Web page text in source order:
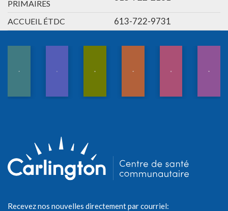
PRIMAIRES
ACCUEIL ÉTDC 613-722-9731
Recevez nos nouvelles directement par courriel: